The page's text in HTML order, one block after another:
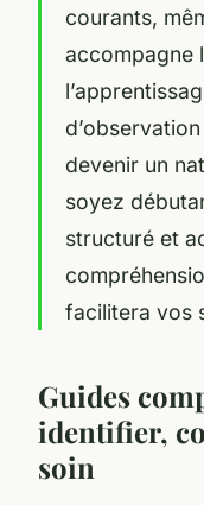
courants,
accompagne
devenir un
soyez
structuré et
facilitera vos
Guides
identifier,
soin